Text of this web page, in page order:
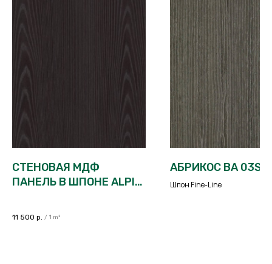
СТЕНОВАЯ МДФ
ПАНЕЛЬ В ШПОНЕ ALPI
TOUCH
11 500 р. / 1 m²
АБРИКОС ВА 03S
Шпон Fine-Line